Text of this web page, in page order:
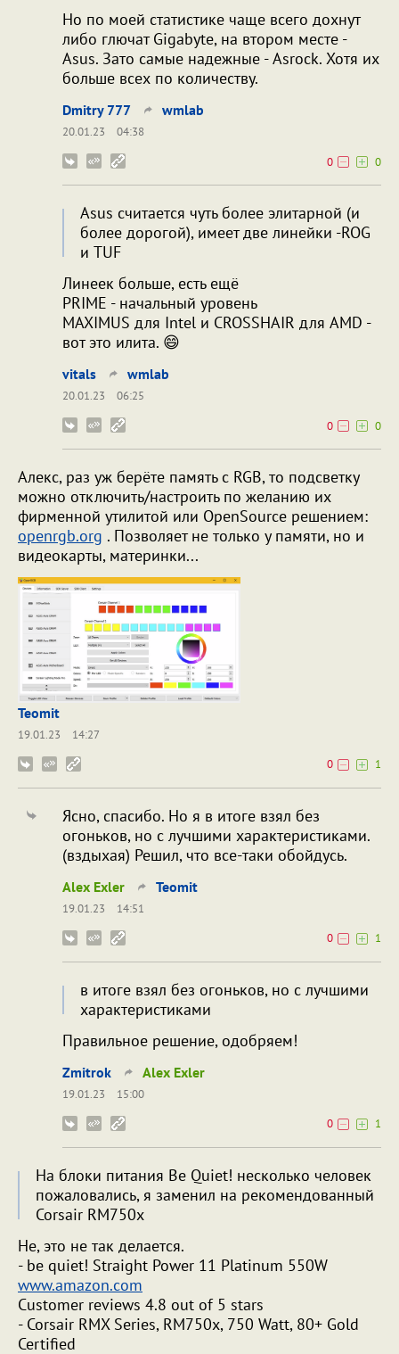
Но по моей статистике чаще всего дохнут
либо глючат Gigabyte, на втором месте -
Asus. Зато самые надежные - Asrock. Хотя их
больше всех по количеству.
Dmitry 777 wmlab
20.01.23
04:38
0
0
Asus считается чуть более элитарной (и
более дорогой), имеет две линейки -ROG
и TUF
Линеек больше, есть ещё
PRIME - начальный уровень
MAXIMUS для Intel и CROSSHAIR для AMD -
вот это илита. 😄
vitals wmlab
20.01.23
06:25
0
0
Алекс, раз уж берёте память с RGB, то подсветку
можно отключить/настроить по желанию их
фирменной утилитой или OpenSource решением:
openrgb.org . Позволяет не только у памяти, но и
видеокарты, материнки...
Teomit
19.01.23
14:27
0
1
Ясно, спасибо. Но я в итоге взял без
огоньков, но с лучшими характеристиками.
(вздыхая) Решил, что все-таки обойдусь.
Alex Exler Teomit
19.01.23
14:51
0
1
в итоге взял без огоньков, но с лучшими
характеристиками
Правильное решение, одобряем!
Zmitrok Alex Exler
19.01.23
15:00
0
1
На блоки питания Be Quiet! несколько человек
пожаловались, я заменил на рекомендованный
Corsair RM750x
Не, это не так делается.
- be quiet! Straight Power 11 Platinum 550W
www.amazon.com
Customer reviews 4.8 out of 5 stars
- Corsair RMX Series, RM750x, 750 Watt, 80+ Gold
Certified